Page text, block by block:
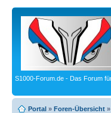
S1000-Forum.de - Das Forum
Portal » Foren-Übersicht »